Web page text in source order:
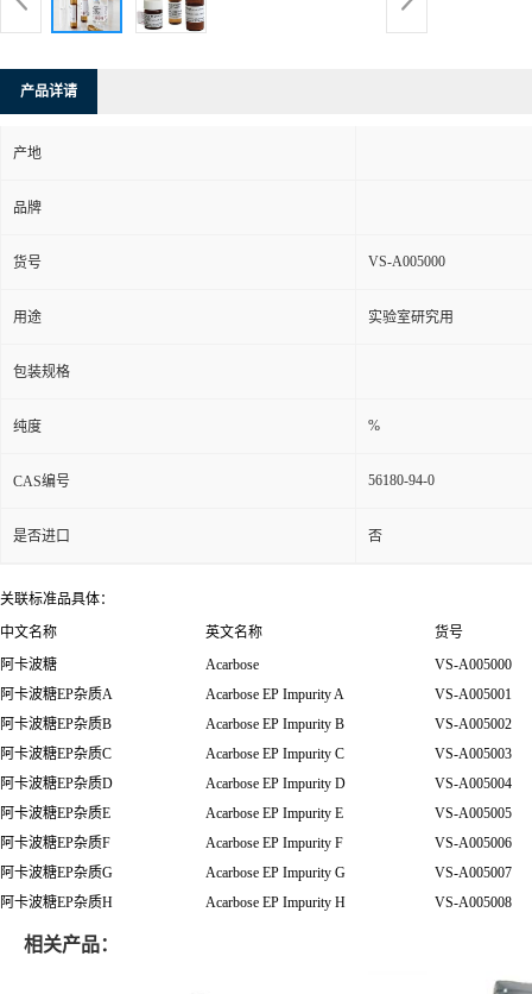
产品详请
产地
品牌
货号 VS-A005000
用途 实验室研究用
包装规格
纯度 %
CAS编号 56180-94-0
是否进口 否
关联标准品具体：
中文名称
英文名称
货号
阿卡波糖
Acarbose
VS-A005000
阿卡波糖EP杂质A
Acarbose EP Impurity A
VS-A005001
阿卡波糖EP杂质B
Acarbose EP Impurity B
VS-A005002
阿卡波糖EP杂质C
Acarbose EP Impurity C
VS-A005003
阿卡波糖EP杂质D
Acarbose EP Impurity D
VS-A005004
阿卡波糖EP杂质E
Acarbose EP Impurity E
VS-A005005
阿卡波糖EP杂质F
Acarbose EP Impurity F
VS-A005006
阿卡波糖EP杂质G
Acarbose EP Impurity G
VS-A005007
阿卡波糖EP杂质H
Acarbose EP Impurity H VS-A005008
相关产品：